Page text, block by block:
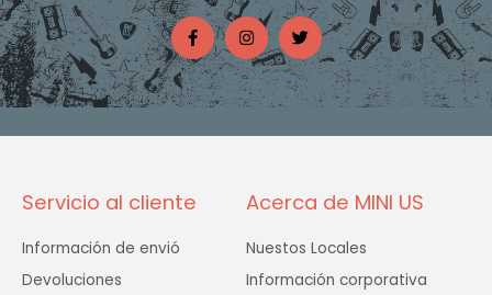
F
a
c
e
b
o
o
I
n
s
t
a
g
r
T
w
i
t
t
e
Servicio al cliente
Información de envió
Devoluciones
Acerca de MINI US
Nuestos Locales
Información corporativa